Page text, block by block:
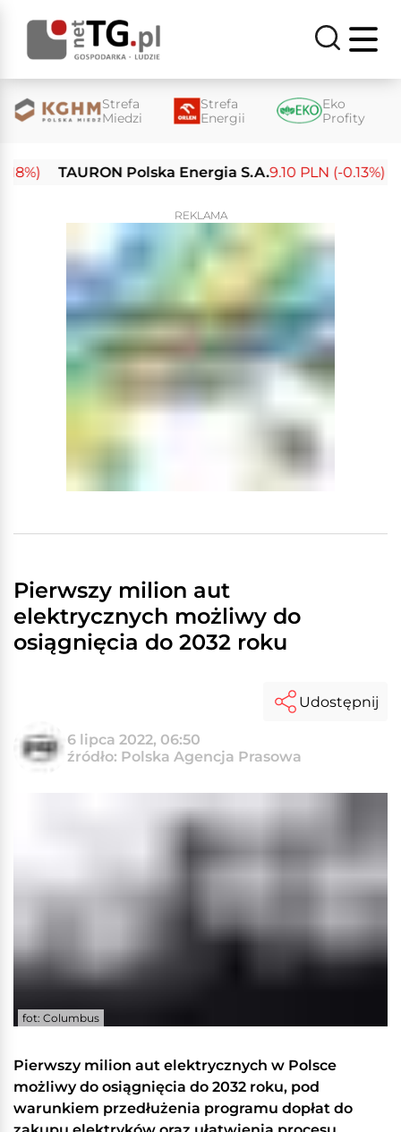
Strefa
Miedzi
Strefa
Energii
Eko
Profity
TAURON Polska Energia S.A. 9.10 PLN (-0.13%)
REKLAMA
Pierwszy milion aut
elektrycznych możliwy do
osiągnięcia do 2032 roku
6 lipca 2022, 06:50
źródło: Polska Agencja Prasowa
Udostępnij
fot: Columbus
Pierwszy milion aut elektrycznych w Polsce
możliwy do osiągnięcia do 2032 roku, pod
warunkiem przedłużenia programu dopłat do